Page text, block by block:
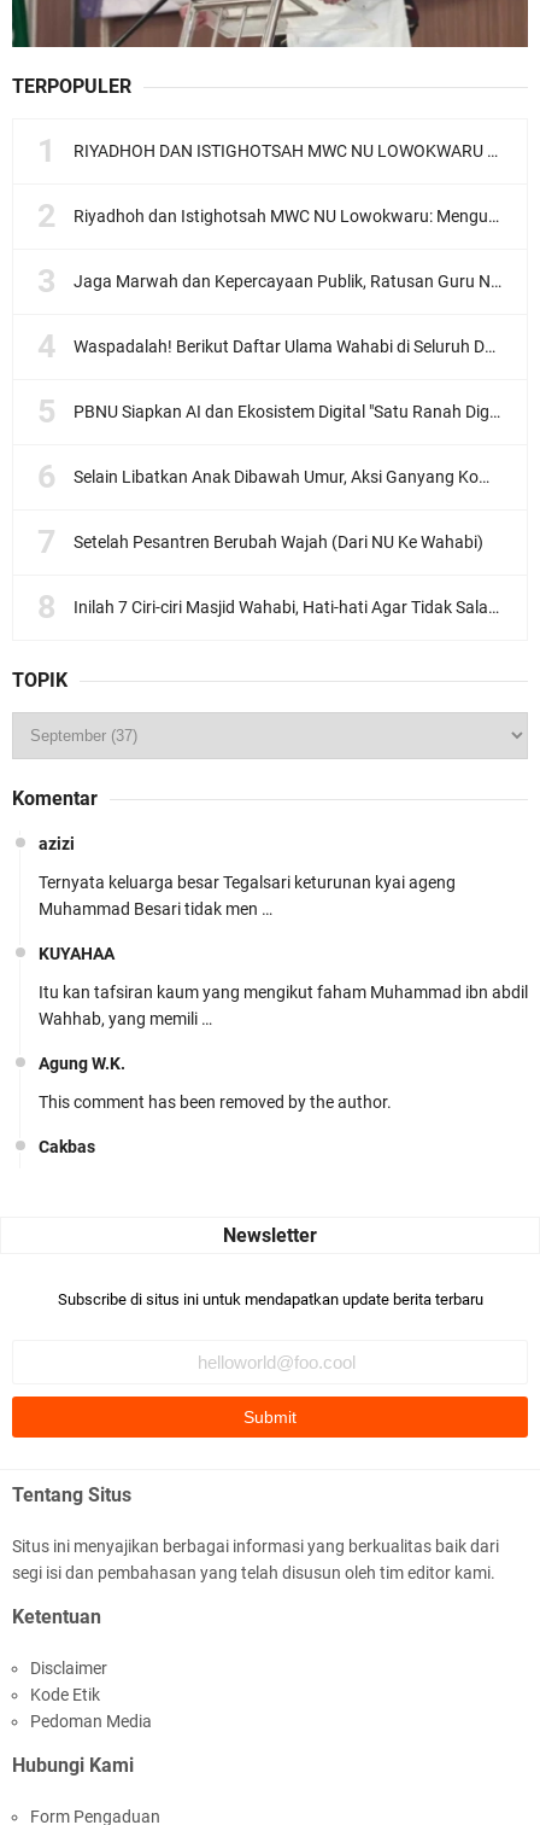
TERPOPULER
RIYADHOH DAN ISTIGHOTSAH MWC NU LOWOKWARU Menyambut Muktamar NU ke-35, Meneguhkan Sanad Laku Para Muassis
Riyadhoh dan Istighotsah MWC NU Lowokwaru: Menguatkan Doa, Menjalin Ukhuwah Menyambut Muktamar NU ke-35
Jaga Marwah dan Kepercayaan Publik, Ratusan Guru Ngaji Kota Malang Serukan Deklarasi Ramah Anak
Waspadalah! Berikut Daftar Ulama Wahabi di Seluruh Dunia dan Karya-karyanya
PBNU Siapkan AI dan Ekosistem Digital "Satu Ranah Digital untuk Ulama", Siap Diluncurkan dalam Waktu Dekat!
Selain Libatkan Anak Dibawah Umur, Aksi Ganyang Komunis Jadi Sorotan Karena Ada Narasi Halal Sembelih Orang
Setelah Pesantren Berubah Wajah (Dari NU Ke Wahabi)
Inilah 7 Ciri-ciri Masjid Wahabi, Hati-hati Agar Tidak Salah Pilih
TOPIK
Komentar
azizi
Ternyata keluarga besar Tegalsari keturunan kyai ageng
Muhammad Besari tidak men …
KUYAHAA
Itu kan tafsiran kaum yang mengikut faham Muhammad ibn abdil
Wahhab, yang memili …
Agung W.K.
This comment has been removed by the author.
Cakbas
Bismillaah semoga pembuat artikel Alloh berikan pemahaman yg
Ada sejumlah pertanyaan kepada Anda dan jawablah dengan
mengikuti ust. K …
Anonymous
Anonymous
It has proved a key customer retention tool for sports activities
Subscribe di situs ini untuk mendapatkan update berita terbaru
Tentang Situs
Situs ini menyajikan berbagai informasi yang berkualitas baik dari
segi isi dan pembahasan yang telah disusun oleh tim editor kami.
Ketentuan
Disclaimer
Kode Etik
Pedoman Media
Hubungi Kami
Form Pengaduan